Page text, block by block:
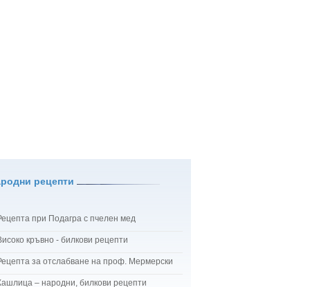
рецепти
при Подагра с пчелен мед
кръвно - билкови рецепти
за отслабване на проф. Мермерски
– народни, билкови рецепти